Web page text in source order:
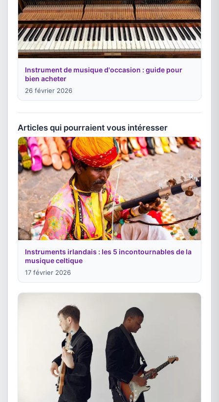
Instrument de musique d'occasion : guide pour
bien acheter
26 février 2026
Articles qui pourraient vous intéresser
Instruments irlandais : les 5 incontournables de la
musique celtique
17 février 2026